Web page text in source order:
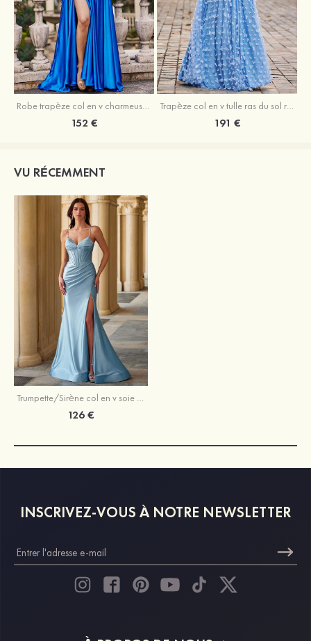
Robe trapèze col en v charmeuse traîne balayage robe de bal
152 €
Trapèze col en v tulle ras du sol robe de bal avec papillon
191 €
VU RÉCEMMENT
126 €
INSCRIVEZ-VOUS À NOTRE NEWSLETTER